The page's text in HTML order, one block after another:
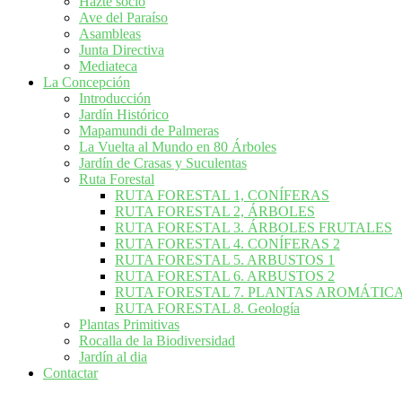
Ave del Paraíso
Asambleas
Junta Directiva
Mediateca
La Concepción
Introducción
Jardín Histórico
Mapamundi de Palmeras
La Vuelta al Mundo en 80 Árboles
Jardín de Crasas y Suculentas
Ruta Forestal
RUTA FORESTAL 1, CONÍFERAS
RUTA FORESTAL 2, ÁRBOLES
RUTA FORESTAL 3. ÁRBOLES FRUTALES
RUTA FORESTAL 4. CONÍFERAS 2
RUTA FORESTAL 5. ARBUSTOS 1
RUTA FORESTAL 6. ARBUSTOS 2
RUTA FORESTAL 7. PLANTAS
RUTA FORESTAL 8. Geología
Plantas Primitivas
Rocalla de la Biodiversidad
Jardín al dia
Contactar